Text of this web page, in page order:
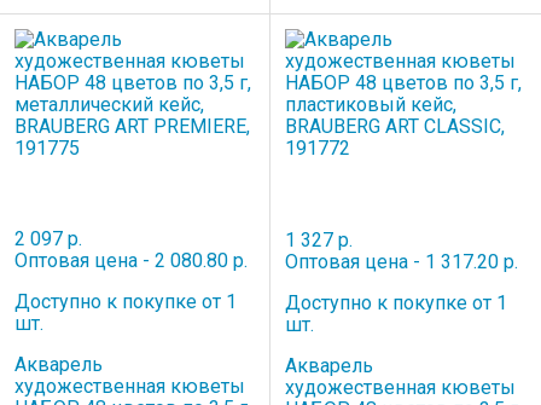
2 097 р.
Оптовая цена - 2 080.80 р.
Доступно к покупке от 1
шт.
Акварель
художественная кюветы
1 327 р.
Оптовая цена - 1 317.20 р.
Доступно к покупке от 1
шт.
Акварель
художественная кюветы